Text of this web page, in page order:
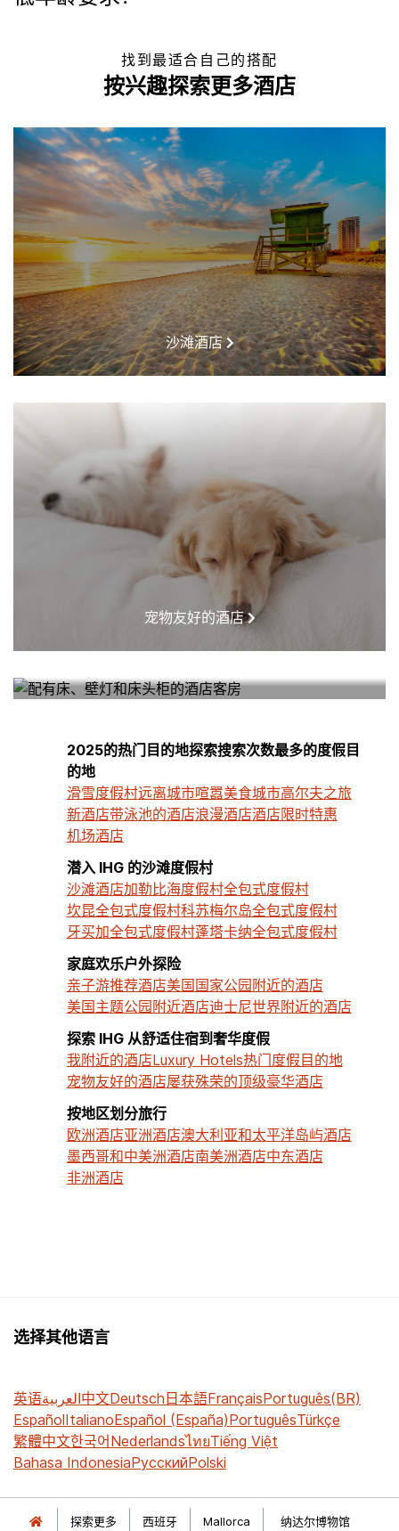
找到最适合自己的搭配
按兴趣探索更多酒店
沙滩酒店
宠物友好的酒店
2025的热门目的地探索搜索次数最多的度假目
的地
滑雪度假村远离城市喧嚣美食城市高尔夫之旅
新酒店带泳池的酒店浪漫酒店酒店限时特惠
机场酒店
潜入 IHG 的沙滩度假村
沙滩酒店加勒比海度假村全包式度假村
坎昆全包式度假村科苏梅尔岛全包式度假村
牙买加全包式度假村蓬塔卡纳全包式度假村
家庭欢乐户外探险
亲子游推荐酒店美国国家公园附近的酒店
美国主题公园附近酒店迪士尼世界附近的酒店
探索 IHG 从舒适住宿到奢华度假
我附近的酒店Luxury Hotels热门度假目的地
宠物友好的酒店屡获殊荣的顶级豪华酒店
按地区划分旅行
欧洲酒店亚洲酒店澳大利亚和太平洋岛屿酒店
墨西哥和中美洲酒店南美洲酒店中东酒店
非洲酒店
选择其他语言
英语العربية中文Deutsch日本語FrançaisPortuguês(BR)
EspañolItalianoEspañol (España)PortuguêsTürkçe
繁體中文한국어NederlandsไทยTiếng Việt
Bahasa IndonesiaРусскийPolski
探索更多 西班牙 Mallorca 纳达尔博物馆